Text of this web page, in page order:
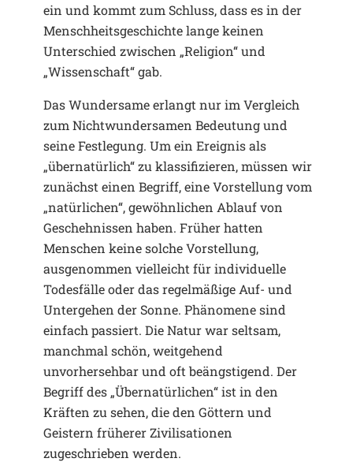
ein und kommt zum Schluss, dass es in der
Menschheitsgeschichte lange keinen
Unterschied zwischen „Religion“ und
„Wissenschaft“ gab.
Das Wundersame erlangt nur im Vergleich
zum Nichtwundersamen Bedeutung und
seine Festlegung. Um ein Ereignis als
„übernatürlich“ zu klassifizieren, müssen wir
zunächst einen Begriff, eine Vorstellung vom
„natürlichen“, gewöhnlichen Ablauf von
Geschehnissen haben. Früher hatten
Menschen keine solche Vorstellung,
ausgenommen vielleicht für individuelle
Todesfälle oder das regelmäßige Auf- und
Untergehen der Sonne. Phänomene sind
einfach passiert. Die Natur war seltsam,
manchmal schön, weitgehend
unvorhersehbar und oft beängstigend. Der
Begriff des „Übernatürlichen“ ist in den
Kräften zu sehen, die den Göttern und
Geistern früherer Zivilisationen
zugeschrieben werden.